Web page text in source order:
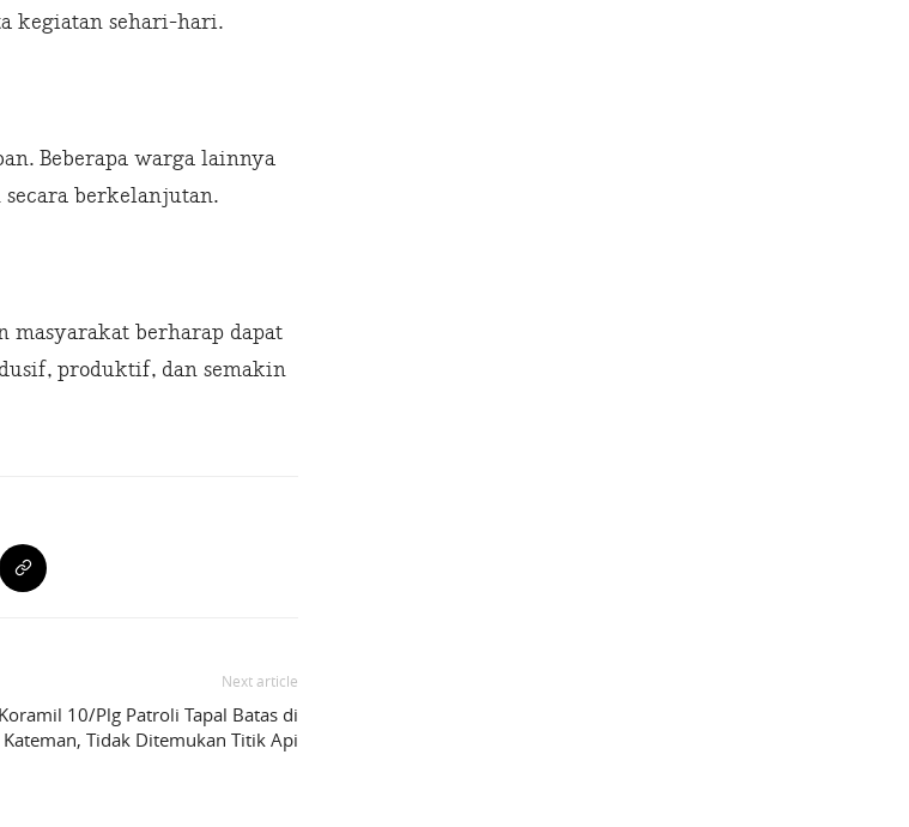
kegiatan sehari-hari.
Beberapa warga lainnya
berkelanjutan.
masyarakat berharap dapat
produktif, dan semakin
Next article
10/Plg Patroli Tapal Batas di
Tidak Ditemukan Titik Api